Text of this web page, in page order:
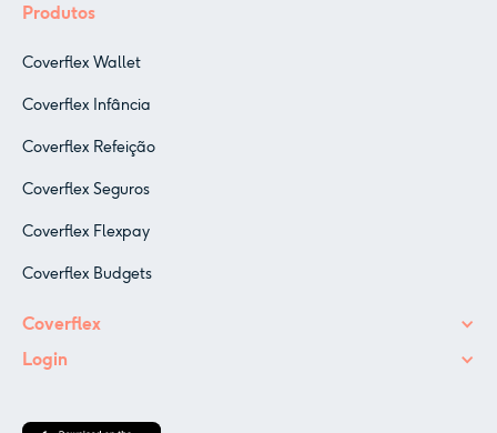
Produtos
Coverflex Wallet
Coverflex Infância
Coverflex Refeição
Coverflex Seguros
Coverflex Flexpay
Coverflex Budgets
Coverflex
Login